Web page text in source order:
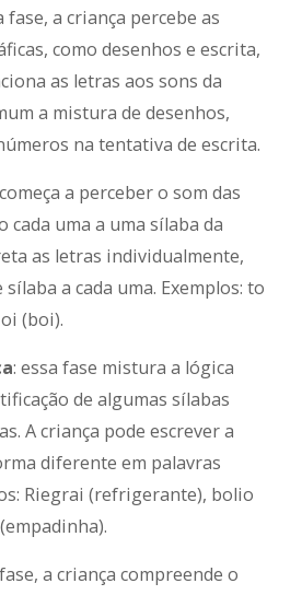
fase, a criança percebe as
como desenhos e escrita,
as letras aos sons da
a mistura de desenhos,
na tentativa de escrita.
a perceber o som das
cada uma a uma sílaba da
as letras individualmente,
a cada uma. Exemplos: to
(boi).
: essa fase mistura a lógica
de algumas sílabas
A criança pode escrever a
diferente em palavras
Riegrai (refrigerante), bolio
a criança compreende o